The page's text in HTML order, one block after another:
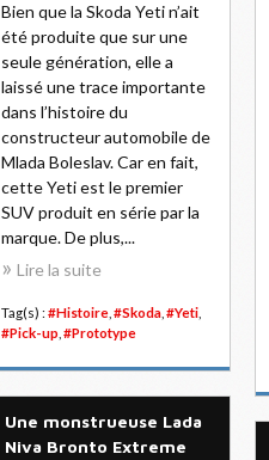
Bien que la Skoda Yeti n’ait
été produite que sur une
seule génération, elle a
laissé une trace importante
dans l’histoire du
constructeur automobile de
Mlada Boleslav. Car en fait,
cette Yeti est le premier
SUV produit en série par la
marque. De plus,...
Lire la suite
Tag(s) : #Histoire #Skoda #Yeti
#Pick-up #Prototype
Une monstrueuse Lada
Niva Bronto Extreme